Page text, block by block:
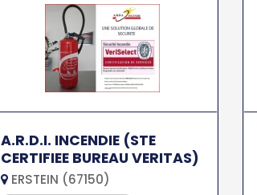
A.R.D.I. INCENDIE (STE
CERTIFIEE BUREAU VERITAS)
ERSTEIN (67150)